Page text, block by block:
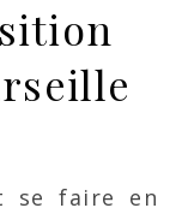
se faire en